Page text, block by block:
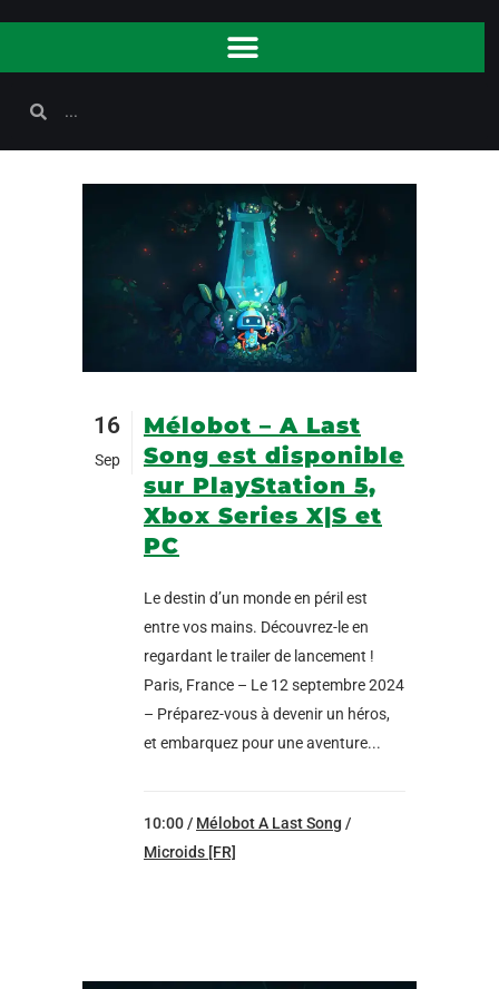
16
Sep
Mélobot – A Last
Song est disponible
sur PlayStation 5,
Xbox Series X|S et
PC
Le destin d’un monde en péril est
entre vos mains. Découvrez-le en
regardant le trailer de lancement !
Paris, France – Le 12 septembre 2024
– Préparez-vous à devenir un héros,
et embarquez pour une aventure...
10:00 / Mélobot A Last Song /
Microids [FR]